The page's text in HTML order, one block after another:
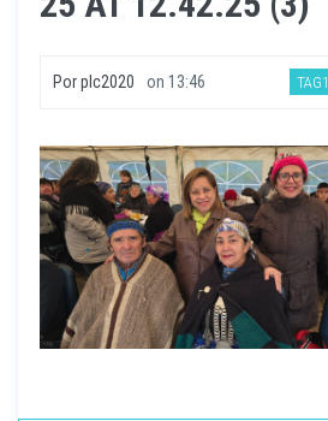
Porplc2020 on 13:46 TAG1